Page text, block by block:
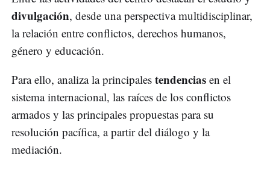
divulgación, desde una perspectiva multidisciplinar,
la relación entre conflictos, derechos humanos,
género y educación.
Para ello, analiza la principales tendencias en el
sistema internacional, las raíces de los conflictos
armados y las principales propuestas para su
resolución pacífica, a partir del diálogo y la
mediación.